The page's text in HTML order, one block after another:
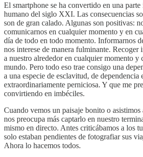
El smartphone se ha convertido en una parte
humano del siglo XXI. Las consecuencias
son de gran calado. Algunas son positivas:
comunicarnos en cualquier momento y en
día de todo en todo momento. Informarnos
nos interese de manera fulminante. Recoger
a nuestro alrededor en cualquier momento y
mundo. Pero todo eso trae consigo una
a una especie de esclavitud, de dependencia
extraordinariamente perniciosa. Y que me
convirtiendo en imbéciles.
Cuando vemos un paisaje bonito o asistimos
nos preocupa más captarlo en nuestro
mismo en directo. Antes criticábamos a los
solo estaban pendientes de fotografiar sus
Ahora lo hacemos todos.